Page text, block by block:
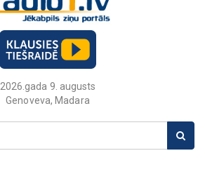
2026.gada 9. augusts
Genoveva, Madara